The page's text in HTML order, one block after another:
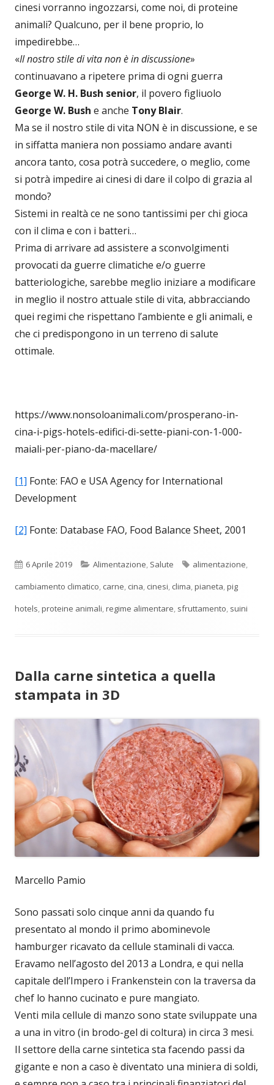
cinesi vorranno ingozzarsi, come noi, di proteine
animali? Qualcuno, per il bene proprio, lo
impedirebbe…
«Il nostro stile di vita non è in discussione»
continuavano a ripetere prima di ogni guerra
George W. H. Bush senior, il povero figliuolo
George W. Bush e anche Tony Blair.
Ma se il nostro stile di vita NON è in discussione, e se
in siffatta maniera non possiamo andare avanti
ancora tanto, cosa potrà succedere, o meglio, come
si potrà impedire ai cinesi di dare il colpo di grazia al
mondo?
Sistemi in realtà ce ne sono tantissimi per chi gioca
con il clima e con i batteri…
Prima di arrivare ad assistere a sconvolgimenti
provocati da guerre climatiche e/o guerre
batteriologiche, sarebbe meglio iniziare a modificare
in meglio il nostro attuale stile di vita, abbracciando
quei regimi che rispettano l’ambiente e gli animali, e
che ci predispongono in un terreno di salute
ottimale.
https://www.nonsoloanimali.com/prosperano-in-
cina-i-pigs-hotels-edifici-di-sette-piani-con-1-000-
maiali-per-piano-da-macellare/
[1] Fonte: FAO e USA Agency for International
Development
[2] Fonte: Database FAO, Food Balance Sheet, 2001
Pubblicato
6 Aprile 2019 Categorie
Alimentazione, Salute Tag
alimentazione,
cambiamento climatico, carne, cina, cinesi, clima,pianeta,pig
hotels,proteine animali,regime alimentare, sfruttamento, suini
Dalla carne sintetica a quella
stampata in 3D
Marcello Pamio
Sono passati solo cinque anni da quando fu
presentato al mondo il primo abominevole
hamburger ricavato da cellule staminali di vacca.
Eravamo nell’agosto del 2013 a Londra, e qui nella
capitale dell’Impero i Frankenstein con la traversa da
chef lo hanno cucinato e pure mangiato.
Venti mila cellule di manzo sono state sviluppate una
a una in vitro (in brodo-gel di coltura) in circa 3 mesi.
Il settore della carne sintetica sta facendo passi da
gigante e non a caso è diventato una miniera di soldi,